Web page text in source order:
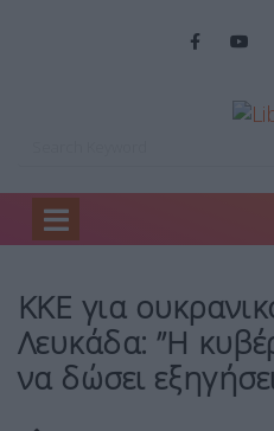
Home
ΚΚΕ για
Λευκάδα: ”Η
να δώσει